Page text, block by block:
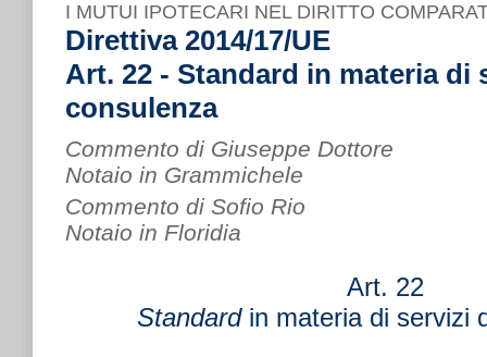
I MUTUI IPOTECARI NEL DIRITTO
Direttiva 2014/17/UE
Art. 22 - Standard in materia di
consulenza
Commento di Giuseppe Dottore
Notaio in Grammichele
Commento di Sofio Rio
Notaio in Floridia
Art. 22
Standardin materia di servizi